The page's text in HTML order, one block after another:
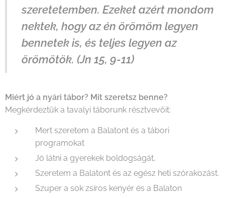
szeretetemben. Ezeket azért mondom
nektek, hogy az én örömöm legyen
bennetek is, és teljes legyen az
örömötök. (Jn 15, 9-11)
Miért jó a nyári tábor? Mit szeretsz benne?
Megkérdeztük a tavalyi táborunk résztvevőit:
Mert szeretem a Balatont és a tábori
programokat
Jó látni a gyerekek boldogságát,
Szeretem a Balatont és az egész heti szórakozást.
Szuper a sok zsíros kenyér és a Balaton